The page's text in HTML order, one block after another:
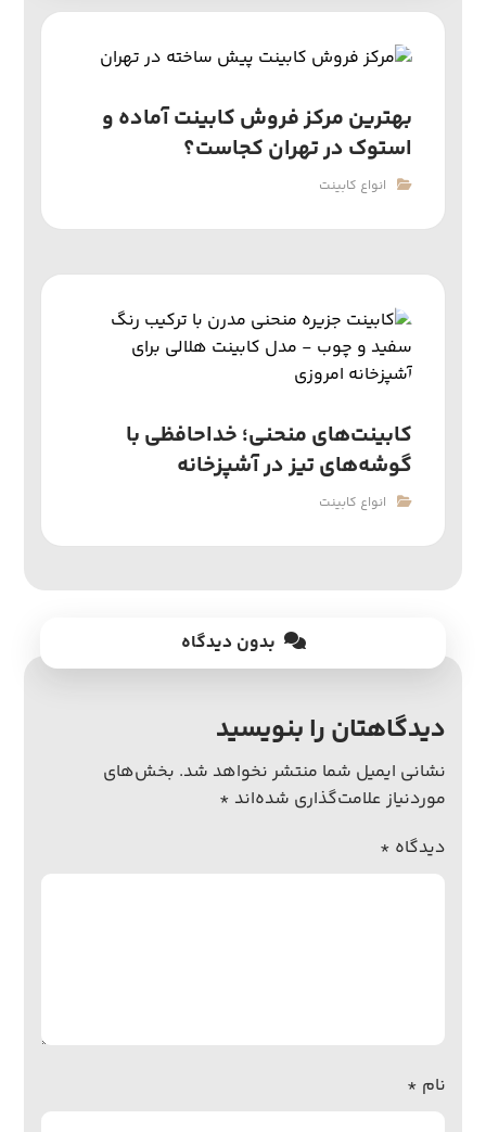
بهترین مرکز فروش کابینت آماده و
استوک در تهران کجاست؟
انواع کابینت
کابینت‌های منحنی؛ خداحافظی با
گوشه‌های تیز در آشپزخانه
انواع کابینت
بدون دیدگاه
دیدگاهتان را بنویسید
نشانی ایمیل شما منتشر نخواهد شد. بخش‌های
موردنیاز علامت‌گذاری شده‌اند *
دیدگاه *
نام *